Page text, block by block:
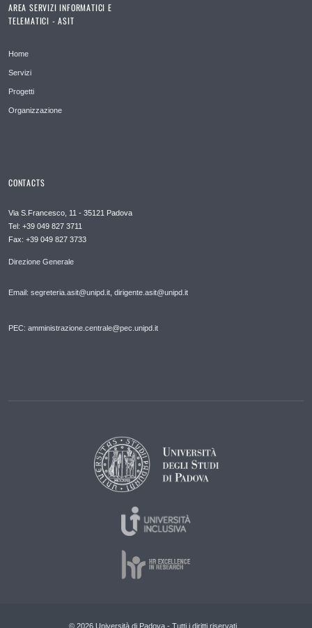
AREA SERVIZI INFORMATICI E
TELEMATICI - ASIT
Home
Servizi
Progetti
Organizzazione
CONTACTS
Via S.Francesco, 11 - 35121 Padova
Tel: +39 049 827 3711
Fax: +39 049 827 3733
Direzione Generale
Email: segreteria.asit@unipd.it, dirigente.asit@unipd.it
PEC: amministrazione.centrale@pec.unipd.it
© 2026 Università di Padova - Tutti i diritti riservati